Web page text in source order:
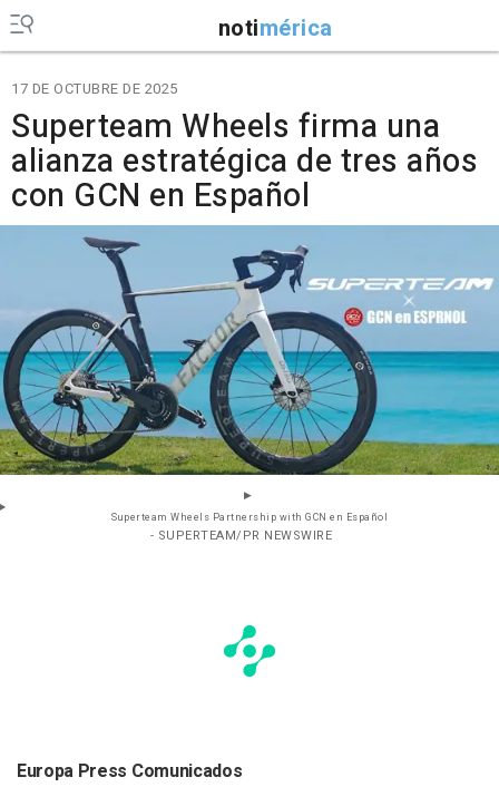
notimérica
17 DE OCTUBRE DE 2025
Superteam Wheels firma una
alianza estratégica de tres años
con GCN en Español
Superteam Wheels Partnership with GCN en Español
- SUPERTEAM/PR NEWSWIRE
Europa Press Comunicados